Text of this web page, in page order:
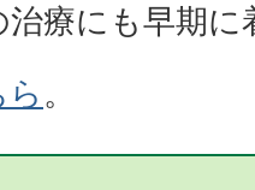
療にも早期に
。